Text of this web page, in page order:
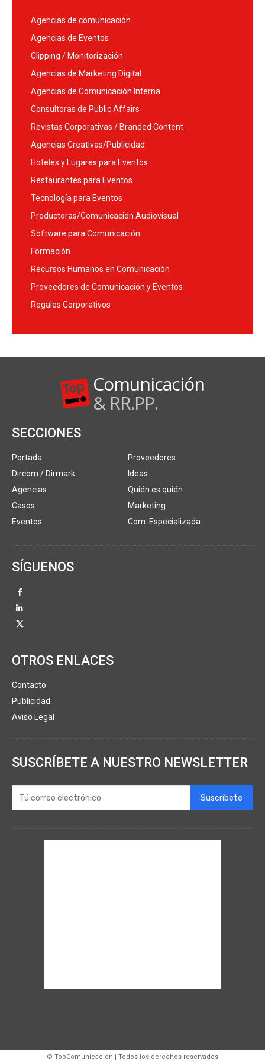
Agencias de comunicación
Agencias de Eventos
Clipping / Monitorización
Agencias de Marketing Digital
Agencias de Comunicación Interna
Consultoras de Public Affairs
Revistas Corporativas / Branded Content
Agencias Creativas/Publicidad
Hoteles y Lugares para Eventos
Restaurantes para Eventos
Tecnología para Eventos
Productoras/Comunicación Audiovisual
Software para Comunicación
Formación
Recursos Humanos en Comunicación
Proveedores de Comunicación y Eventos
Regalos Corporativos
Comunicación
& RR.PP.
SECCIONES
Portada
Dircom / Dirmark
Agencias
Casos
Eventos
Proveedores
Ideas
Quién es quién
Marketing
Com. Especializada
SÍGUENOS
OTROS ENLACES
Contacto
Publicidad
Aviso Legal
SUSCRÍBETE A NUESTRO NEWSLETTER
Suscríbete
© TopComunicacion | Todos los derechos reservados